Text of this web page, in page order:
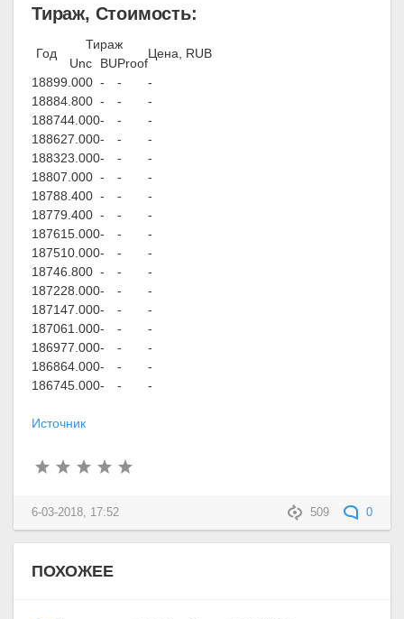
Тираж, Стоимость:
Год
Тираж
Цена, RUB
Unc BUProof
18899.000 - -
-
18884.800 - -
-
188744.000- -
-
188627.000- -
-
188323.000- -
-
18807.000 - -
-
18788.400 - -
-
18779.400 - -
-
187615.000- -
-
187510.000- -
-
18746.800 - -
-
187228.000- -
-
187147.000- -
-
187061.000- -
-
186977.000- -
-
186864.000- -
-
186745.000- - -
Источник
509 0
6-03-2018, 17:52
ПОХОЖЕЕ